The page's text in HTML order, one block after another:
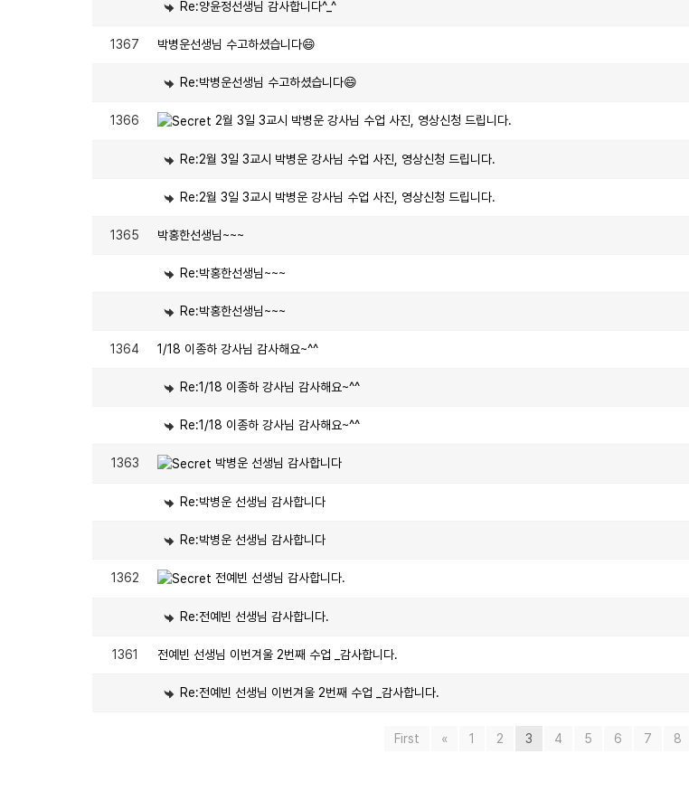
Re:양윤정선생님 감사합니다^_^
1367 박병운선생님 수고하셨습니다😄
Re:박병운선생님 수고하셨습니다😄
1366 2월 3일 3교시 박병운 강사님 수업 사진, 영상신청 드립니다.
Re:2월 3일 3교시 박병운 강사님 수업 사진, 영상신청 드립니다.
Re:2월 3일 3교시 박병운 강사님 수업 사진, 영상신청 드립니다.
1365 박홍한선생님~~~
Re:박홍한선생님~~~
Re:박홍한선생님~~~
1364 1/18 이종하 강사님 감사해요~^^
Re:1/18 이종하 강사님 감사해요~^^
Re:1/18 이종하 강사님 감사해요~^^
1363 박병운 선생님 감사합니다
Re:박병운 선생님 감사합니다
Re:박병운 선생님 감사합니다
1362 전예빈 선생님 감사합니다.
Re:전예빈 선생님 감사합니다.
1361 전예빈 선생님 이번겨울 2번째 수업 _감사합니다.
Re:전예빈 선생님 이번겨울 2번째 수업 _감사합니다.
First « 1 2 3 4 5 6 7 8